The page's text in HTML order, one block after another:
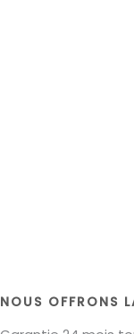
NOUS OFFRONS